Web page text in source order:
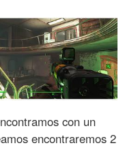
con un
encontraremos 2